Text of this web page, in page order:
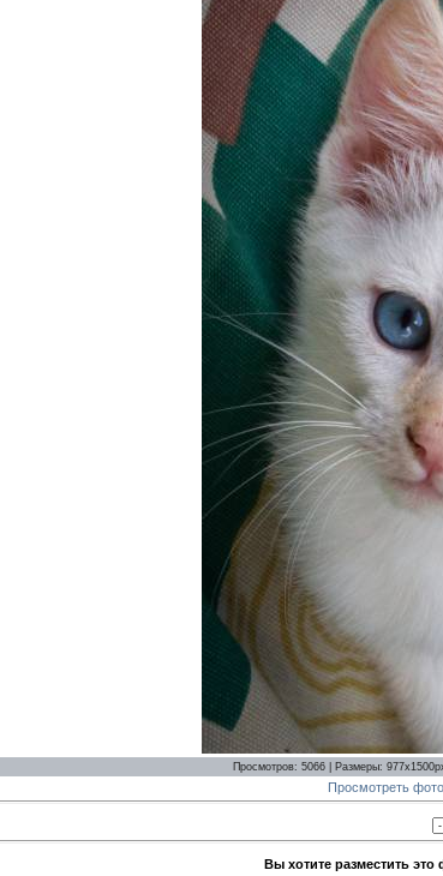
Просмотров: 5066 | Размеры:
Просмотреть
Вы хотите разместить